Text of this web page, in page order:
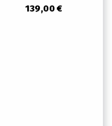
139,00 €